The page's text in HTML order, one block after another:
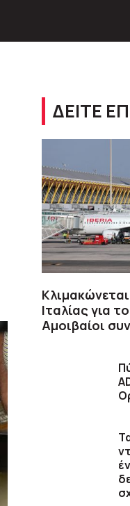
ΔΕΙΤΕ
Ιταλίας για
Αμοιβαίοι